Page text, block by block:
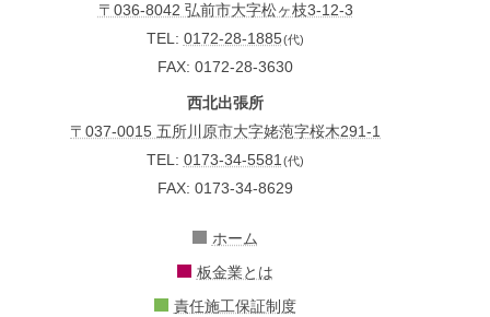
〒036-8042 弘前市大字松ヶ枝3-12-3
TEL: 0172-28-1885(代)
FAX: 0172-28-3630
西北出張所
〒037-0015 五所川原市大字姥萢字桜木291-1
TEL: 0173-34-5581(代)
FAX: 0173-34-8629
ホーム
板金業とは
責任施工保証制度